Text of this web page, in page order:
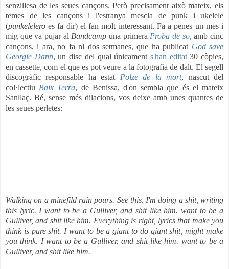
senzillesa de les seues cançons. Però precisament això mateix, els
temes de les cançons i l'estranya mescla de punk i ukelele
(punkeleleroes fa dir) el fan molt interessant. Fa a penes un mes i
mig que va pujar al Bandcampuna primera Proba de so, amb cinc
cançons, i ara, no fa ni dos setmanes, que ha publicat God save
Georgie Dann, un disc del qualúnicament s'han editat30 còpies,
en cassette, com el que es pot veure a la fotografia de dalt. El segell
discogràfic responsable ha estat Polze de la mort, nascut del
col·lectiu Baix Terra, de Benissa, d'on sembla que és el mateix
Sanllaç. Bé, sense més dilacions, vos deixe amb unes quantes de
les seues perletes:
Walking on a minefild rain pours. See this, I'm doing a shit, writing
this lyric. I want to be a Gulliver, and shit like him. want to be a
Gulliver, and shit like him. Everything is right, lyrics that make you
think is pure shit. I want to be a giant to do giant shit, might make
you think. I want to be a Gulliver, and shit like him. want to be a
Gulliver, and shit like him.